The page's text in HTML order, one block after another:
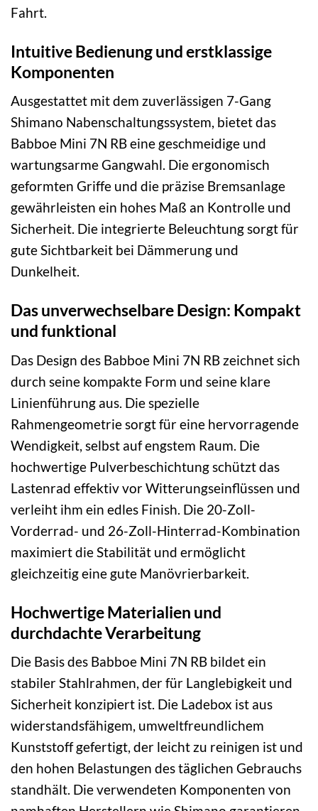
Fahrt.
Intuitive Bedienung und erstklassige
Komponenten
Ausgestattet mit dem zuverlässigen 7-Gang
Shimano Nabenschaltungssystem, bietet das
Babboe Mini 7N RB eine geschmeidige und
wartungsarme Gangwahl. Die ergonomisch
geformten Griffe und die präzise Bremsanlage
gewährleisten ein hohes Maß an Kontrolle und
Sicherheit. Die integrierte Beleuchtung sorgt für
gute Sichtbarkeit bei Dämmerung und
Dunkelheit.
Das unverwechselbare Design: Kompakt
und funktional
Das Design des Babboe Mini 7N RB zeichnet sich
durch seine kompakte Form und seine klare
Linienführung aus. Die spezielle
Rahmengeometrie sorgt für eine hervorragende
Wendigkeit, selbst auf engstem Raum. Die
hochwertige Pulverbeschichtung schützt das
Lastenrad effektiv vor Witterungseinflüssen und
verleiht ihm ein edles Finish. Die 20-Zoll-
Vorderrad- und 26-Zoll-Hinterrad-Kombination
maximiert die Stabilität und ermöglicht
gleichzeitig eine gute Manövrierbarkeit.
Hochwertige Materialien und
durchdachte Verarbeitung
Die Basis des Babboe Mini 7N RB bildet ein
stabiler Stahlrahmen, der für Langlebigkeit und
Sicherheit konzipiert ist. Die Ladebox ist aus
widerstandsfähigem, umweltfreundlichem
Kunststoff gefertigt, der leicht zu reinigen ist und
den hohen Belastungen des täglichen Gebrauchs
standhält. Die verwendeten Komponenten von